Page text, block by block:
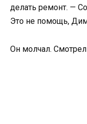
делать ремонт. —
Это не помощь,
Он молчал.